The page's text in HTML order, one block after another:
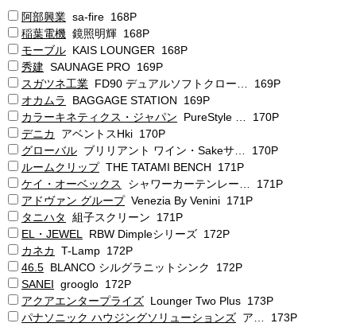
阿部興業 sa-fire 168P
稲葉電機 鏡照明輝 168P
モーブル KAIS LOUNGER 168P
秀建 SAUNAGE PRO 169P
スガツネ工業 FD90 デュアルソフトクロー… 169P
オカムラ
BAGGAGE STATION 169P
カラーキネティクス・ジャパン PureStyle … 170P
デニカ
アベントスHki 170P
グローバル ブリリアント ワイン・Sakeサ… 170P
ルームクリップTHE TATAMI BENCH 171P
ケイ・オーベックス
シャワーカーテンレー… 171P
アドヴァン グループVenezia By Venini 171P
タニハタ
組子スクリーン 171P
EL・JEWEL
RBW Dimpleシリーズ 172P
カネカ
T-Lamp 172P
46.5 BLANCO シルグラニットシンク 172P
SANEI grooglo 172P
アクアエンタープライズ Lounger Two Plus 173P
パナソニック ハウジングソリューションズ ア… 173P